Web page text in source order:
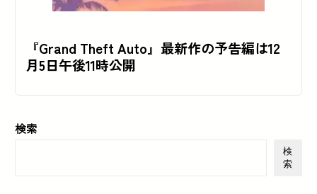
『Grand Theft Auto』最新作の予告編は12
月5日午後11時公開
検索
検
索